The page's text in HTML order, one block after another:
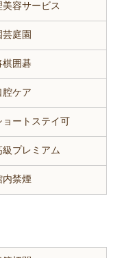
美容サービス
芸庭園
棋囲碁
腔ケア
ョートステイ可
級プレミアム
内禁煙